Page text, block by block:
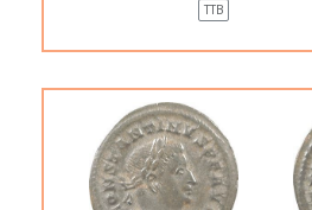
TTB